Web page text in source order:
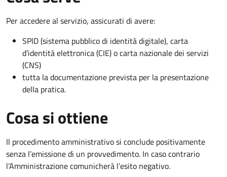
Per accedere al servizio, assicurati di avere:
SPID (sistema pubblico di identità digitale), carta
d’identità elettronica (CIE) o carta nazionale dei servizi
(CNS)
tutta la documentazione prevista per la presentazione
della pratica.
Cosa si ottiene
Il procedimento amministrativo si conclude positivamente
senza l’emissione di un provvedimento. In caso contrario
l’Amministrazione comunicherà l’esito negativo.